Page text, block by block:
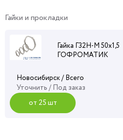
Гайки и прокладки
Гайка Г32Н-М 50х1,5
ГОФРОМАТИК
Новосибирск / Всего
Уточнить / Под заказ
от 25 шт